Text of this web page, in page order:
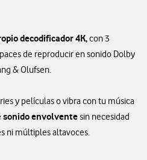
decodificador 4K,con 3
de reproducir en sonido Dolby
& Olufsen.
y películas o vibra con tu música
sonido envolventesin necesidad
ni múltiples altavoces.